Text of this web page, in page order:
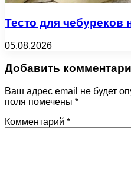
Тесто для чебуреков
05.08.2026
Добавить
Ваш адрес email не будет
поля помечены *
Комментарий *